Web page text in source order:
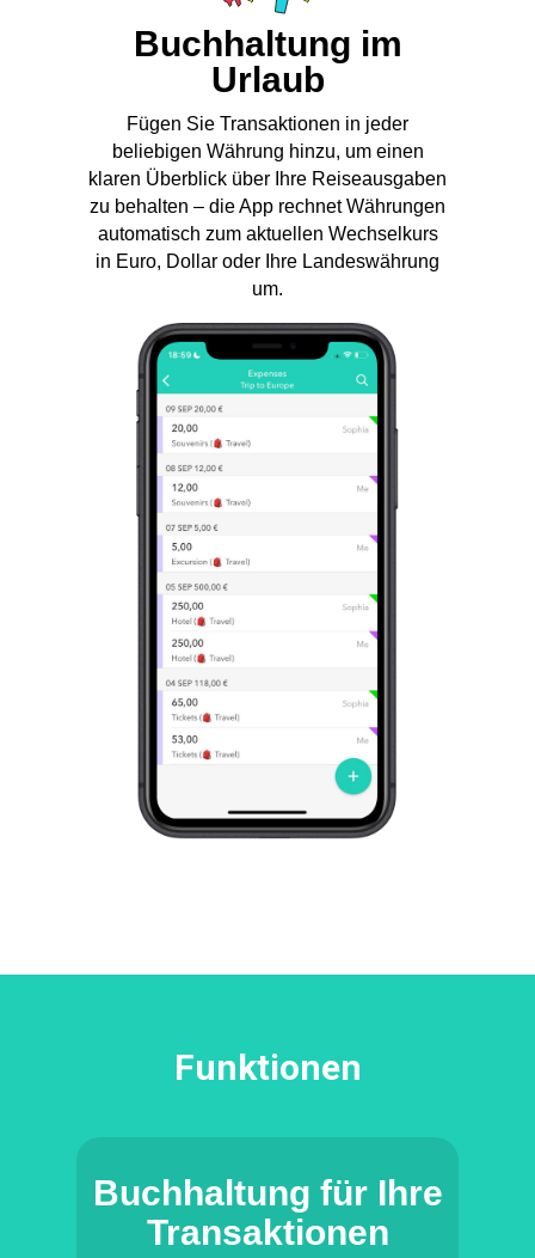
Fügen Sie Transaktionen in jeder
beliebigen Währung hinzu, um einen
klaren Überblick über Ihre Reiseausgaben
zu behalten – die App rechnet Währungen
automatisch zum aktuellen Wechselkurs
in Euro, Dollar oder Ihre Landeswährung
um.
Buchhaltung im
Urlaub
Funktionen
Buchhaltung für Ihre
Transaktionen